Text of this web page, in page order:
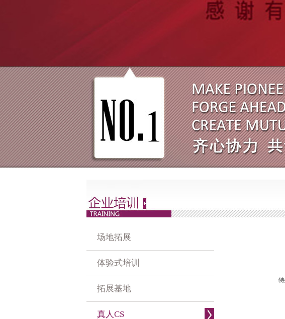
场地拓展
体验式培训
拓展基地
真人CS
特殊
丛